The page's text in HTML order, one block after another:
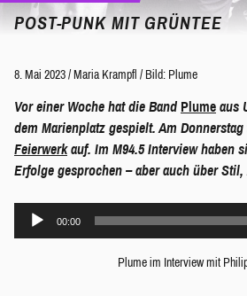
POST-PUNK MIT GRÜNTEE
8. Mai 2023 / Maria Krampfl / Bild: Plume
Vor einer Woche hat die Band Plume aus
dem Marienplatz gespielt. Am
Feierwerkauf. Im M94.5 Interview haben
Erfolge gesprochen – aber auch über
Audio-
00:00
Plume im Interview mit